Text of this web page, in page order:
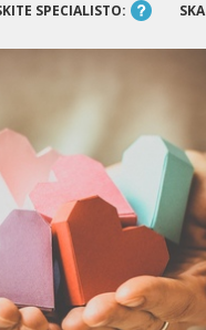
SPECIALISTO: